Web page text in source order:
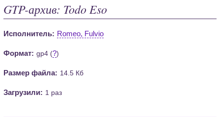
GTP-архив: Todo Eso
Исполнитель: Romeo, Fulvio
Формат: gp4 (?)
Размер файла: 14.5 Кб
Загрузили: 1 раз